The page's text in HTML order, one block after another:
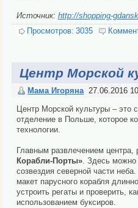
Источник: http://shopping-
Просмотров: 3035
Центр Морской
Мама Игоряна 27.06.2016
Центр Морской культуры – это
отделение в Польше, которое
технологии.
Главным развлечением
Корабли-Порты». Здесь можно
созвездия северной части
макет парусного корабля
устроить регаты и проверить,
использованием буксиров.